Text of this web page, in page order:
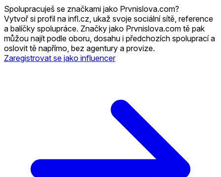
Spolupracuješ se značkami jako Prvnislova.com?
Vytvoř si profil na infl.cz, ukaž svoje sociální sítě, reference
a balíčky spolupráce. Značky jako Prvnislova.com tě pak
můžou najít podle oboru, dosahu i předchozích spoluprací a
oslovit tě napřímo, bez agentury a provize.
Zaregistrovat se jako influencer